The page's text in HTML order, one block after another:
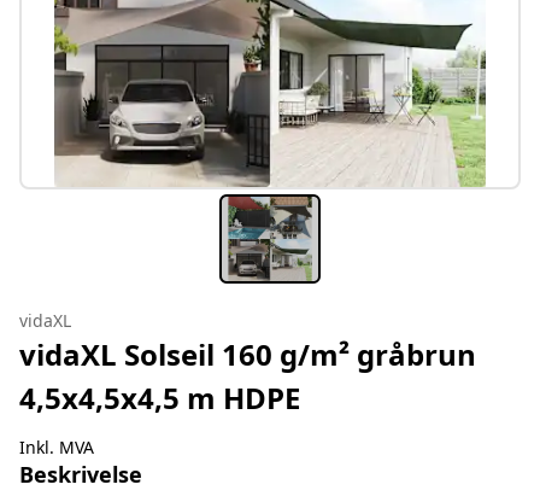
vidaXL
vidaXL Solseil 160 g/m² gråbrun
4,5x4,5x4,5 m HDPE
Inkl. MVA
Beskrivelse